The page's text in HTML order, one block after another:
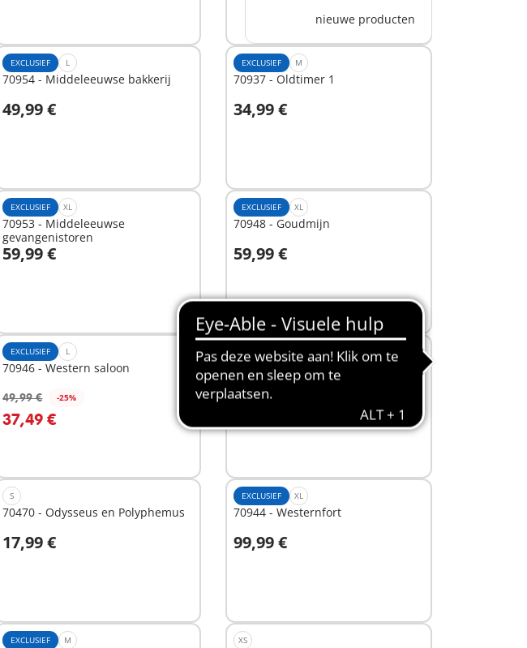
nieuwe producten
EXCLUSIEF L
70954 - Middeleeuwse bakkerij
49,99 €
In winkelwagen
EXCLUSIEF M
70937 - Oldtimer 1
34,99 €
In winkelwagen
EXCLUSIEF XL
70953 - Middeleeuwse
gevangenistoren
59,99 €
In winkelwagen
EXCLUSIEF XL
70948 - Goudmijn
59,99 €
In winkelwagen
EXCLUSIEF L
70946 - Western saloon
49,99 € -25%
37,49 €
EXCLUSIEF M
9842 - Middeleeuws werkgerei
19,99 €
Niet
S
70470 - Odysseus en Polyphemus
17,99 €
EXCLUSIEF XL
70944 - Westernfort
99,99 €
EXCLUSIEF M XS